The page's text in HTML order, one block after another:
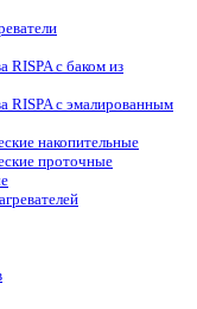
RISPA с баком из
RISPA с эмалированным
накопительные
проточные